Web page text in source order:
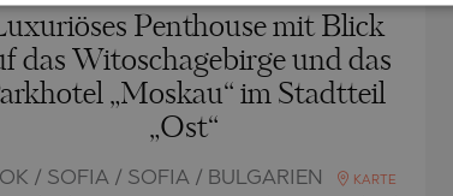
Penthouse mit Blick
das Witoschagebirge und das
„Moskau“ im Stadtteil
„Ost“
/ SOFIA / SOFIA / BULGARIEN KARTE